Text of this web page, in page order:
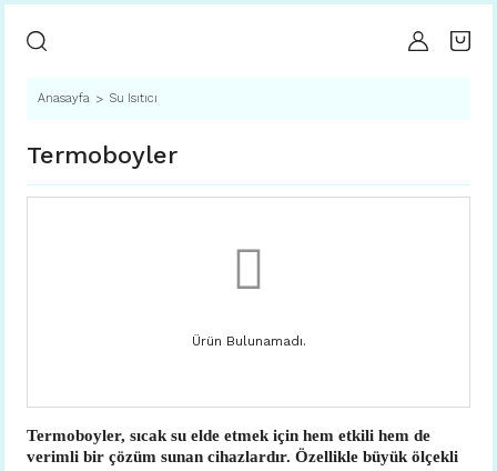
Anasayfa Su Isıtıcı
Termoboyler
Ürün Bulunamadı.
Termoboyler, sıcak su elde etmek için hem etkili hem de
verimli bir çözüm sunan cihazlardır. Özellikle büyük ölçekli